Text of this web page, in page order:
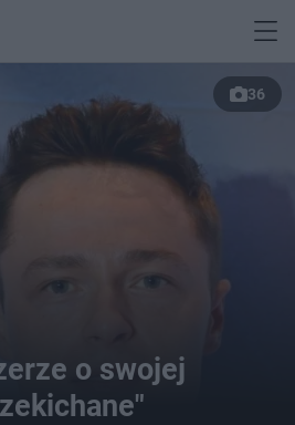
36
o swojej